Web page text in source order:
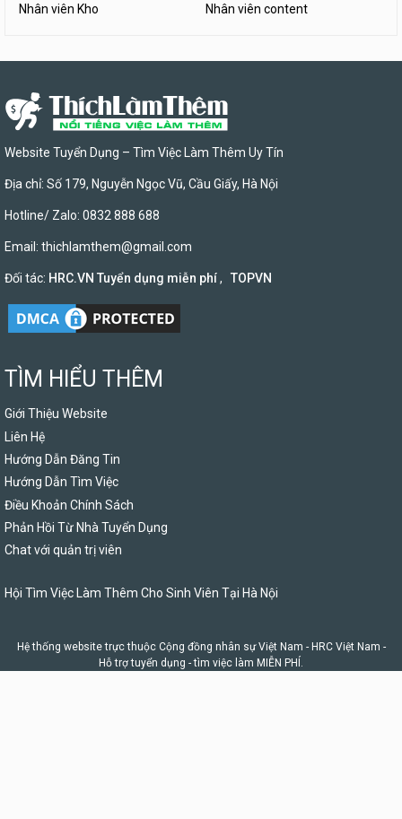
Nhân viên Kho
Nhân viên content
Website Tuyển Dụng – Tìm Việc Làm Thêm Uy Tín
Địa chỉ: Số 179, Nguyễn Ngọc Vũ, Cầu Giấy, Hà Nội
Hotline/ Zalo: 0832 888 688
Email: thichlamthem@gmail.com
Đối tác: HRC.VN Tuyển dụng miễn phí, TOPVN
TÌM HIỂU THÊM
Giới Thiệu Website
Liên Hệ
Hướng Dẫn Đăng Tin
Hướng Dẫn Tìm Việc
Điều Khoản Chính Sách
Phản Hồi Từ Nhà Tuyển Dụng
Chat với quản trị viên
Hội Tìm Việc Làm Thêm Cho Sinh Viên Tại Hà Nội
Hệ thống website trực thuộc Cộng đồng nhân sự Việt Nam - HRC Việt Nam -
Hỗ trợ tuyển dụng - tìm việc làm MIỄN PHÍ.